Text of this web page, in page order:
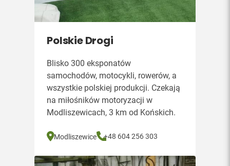
Polskie Drogi
Blisko 300 eksponatów
samochodów, motocykli, rowerów, a
wszystkie polskiej produkcji. Czekają
na miłośników motoryzacji w
Modliszewicach, 3 km od Końskich.
Modliszewice +48 604 256 303